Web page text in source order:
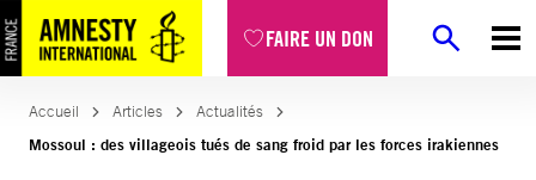
FAIRE UN DON
Aller
au
contenu
Accueil Articles
Actualités
Mossoul : des villageois tués de sang froid par les forces irakiennes